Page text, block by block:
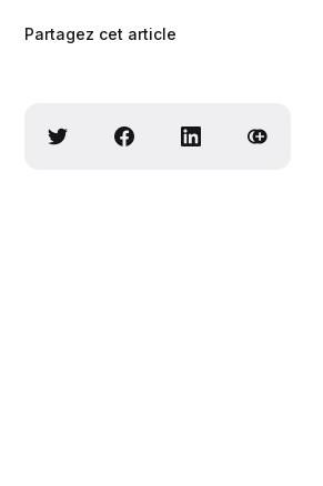
Partagez cet article